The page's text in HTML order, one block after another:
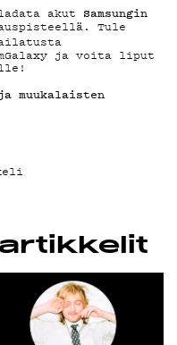
akut Samsungin
Tule
ja voita liput
muukalaisten